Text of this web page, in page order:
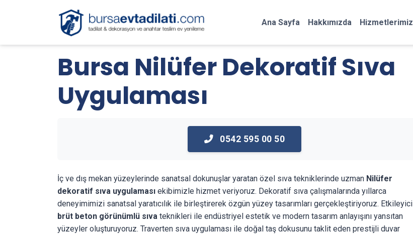
Ana Sayfa Hakkımızda Hizmetlerimiz
Bursa Nilüfer Dekoratif Sıva
Uygulaması
0542 595 00 50
İç ve dış mekan yüzeylerinde sanatsal dokunuşlar yaratan özel sıva tekniklerinde uzman Nilüfer
dekoratif sıva uygulaması ekibimizle hizmet veriyoruz. Dekoratif sıva çalışmalarında yıllarca
deneyimimizi sanatsal yaratıcılık ile birleştirerek özgün yüzey tasarımları gerçekleştiriyoruz. Etkileyici
brüt beton görünümlü sıva teknikleri ile endüstriyel estetik ve modern tasarım anlayışını yansıtan
yüzeyler oluşturuyoruz. Traverten sıva uygulaması ile doğal taş dokusunu taklit eden prestijli duvar